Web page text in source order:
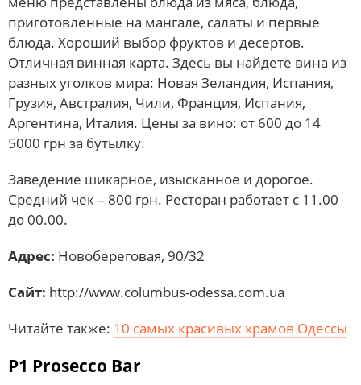
приготовленные на мангале, салаты и первые
блюда. Хороший выбор фруктов и десертов.
Отличная винная карта. Здесь вы найдете вина из
разных уголков мира: Новая Зеландия, Испания,
Грузия, Австралия, Чили, Франция, Испания,
Аргентина, Италия. Цены за вино: от 600 до 14
5000 грн за бутылку.
Заведение шикарное, изысканное и дорогое.
Средний чек – 800 грн. Ресторан работает с 11.00
до 00.00.
Адрес: Новобереговая, 90/32
Сайт: http://www.columbus-odessa.com.ua
Читайте также: 10 самых красивых храмов Одессы
P1 Prosecco Bar